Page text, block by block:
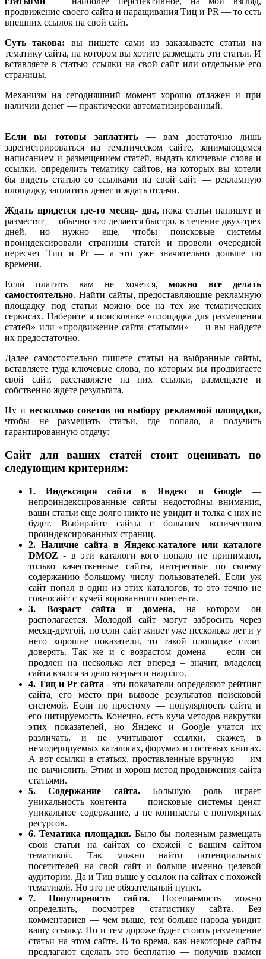
продвижение своего сайта и наращивания Тиц и PR — то есть
внешних ссылок на свой сайт.
Суть такова: вы пишете сами из заказываете статьи на
тематику сайта, на котором вы хотите размещать эти статьи. И
вставляете в статью ссылки на свой сайт или отдельные его
страницы.
Механизм на сегодняшний момент хорошо отлажен и при
наличии денег — практически автоматизированный.
Если вы готовы заплатить — вам достаточно лишь
зарегистрироваться на тематическом сайте, занимающемся
написанием и размещением статей, выдать ключевые слова и
ссылки, определить тематику сайтов, на которых вы хотели
бы видеть статью со ссылками на свой сайт — рекламную
площадку, заплатить денег и ждать отдачи.
Ждать придется где-то месяц- два, пока статьи напишут и
разместят — обычно это делается быстро, в течение двух-трех
дней, но нужно еще, чтобы поисковые системы
проиндексировали страницы статей и провели очередной
пересчет Тиц и Pr — а это уже значительно дольше по
времени.
Если платить вам не хочется,можно все делать
самостоятельно. Найти сайты, предоставляющие рекламную
площадку под статьи можно все на тех же тематических
сервисах. Наберите я поисковике «площадка для размещения
статей» или «продвижение сайта статьями» — и вы найдете
их предостаточно.
Далее самостоятельно пишете статьи на выбранные сайты,
вставляете туда ключевые слова, по которым вы продвигаете
свой сайт, расставляете на них ссылки, размещаете и
собственно ждете результата.
Ну и несколько советов по выбору рекламной площадки,
чтобы не размещать статьи, где попало, а получить
гарантированную отдачу:
Сайт для ваших статей стоит оценивать по
следующим критериям:
1. Индексация сайта в Яндекс и Google—
непроиндексированные сайты недостойны внимания,
ваши статьи еще долго никто не увидит и толка с них не
будет. Выбирайте сайты с большим количеством
проиндексированных страниц.
2. Наличие сайта в Яндекс-каталоге или каталоге
DMOZ- в эти каталоги кого попало не принимают,
только качественные сайты, интересные по своему
содержанию большому числу пользователей. Если уж
сайт попал в один из этих каталогов, то это точно не
говносайт с кучей ворованного контента.
3. Возраст сайта и домена, на котором он
располагается. Молодой сайт могут забросить через
месяц-другой, но если сайт живет уже несколько лет и у
него хорошие показатели, то такой площадке стоит
доверять. Так же и с возрастом домена — если он
продлен на несколько лет вперед – значит, владелец
сайта взялся за дело всерьез и надолго.
4. Тиц и Pr сайта- эти показатели определяют рейтинг
сайта, его место при выводе результатов поисковой
системой. Если по простому — популярность сайта и
его цитируемость. Конечно, есть куча методов накрутки
этих показателей, но Яндекс и Google учатся их
различать, и не учитывают ссылки, скажет, в
немодерируемых каталогах, форумах и гостевых книгах.
А вот ссылки в статьях, проставленные вручную — им
не вычислить. Этим и хорош метод продвижения сайта
статьями.
5. Содержание сайта.Большую роль играет
уникальность контента — поисковые системы ценят
уникальное содержание, а не копипасты с популярных
ресурсов.
6. Тематика площадки.Было бы полезным размещать
свои статьи на сайтах со схожей с вашим сайтом
тематикой. Так можно найти потенциальных
посетителей на свой сайт и больше именно целевой
аудитории. Да и Тиц выше у ссылок на сайтах с похожей
тематикой. Но это не обязательный пункт.
7. Популярность сайта.Посещаемость можно
определить, посмотрев статистику сайта. Без
комментариев — чем выше, тем больше народа увидит
вашу ссылку. Но и тем дороже будет стоить размещение
статьи на этом сайте. В то время, как некоторые сайты
предлагают сделать это бесплатно — получив взамен